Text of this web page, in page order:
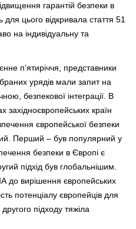
гарантій безпеки в
цього відкривала стаття 51
на індивідуальну та
п’ятиріччя, представники
урядів мали запит на
безпекової інтеграції. В
західноєвропейських країн
європейської безпеки
Перший – був популярний у
безпеки в Європі є
підхід був глобальнішим.
до вирішення європейських
потенціалу європейців для
підходу тяжіла